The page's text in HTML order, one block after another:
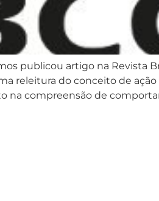
publicou artigo na Revista
releitura do conceito de
na compreensão de